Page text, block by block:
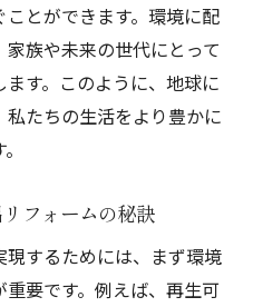
とができます。環境に配
族や未来の世代にとって
す。このように、地球に
たちの生活をより豊かに
フォームの秘訣
するためには、まず環境
要です。例えば、再生可